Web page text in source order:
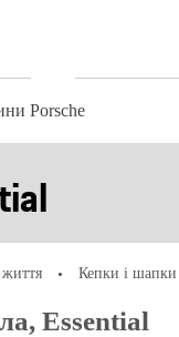
Porsche
Кепки і шапки
Essential